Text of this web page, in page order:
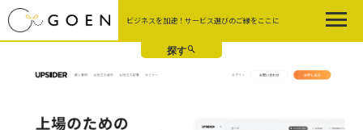
Skip
to
the
content
ビジネスを加速！サービス選びのご縁をここに